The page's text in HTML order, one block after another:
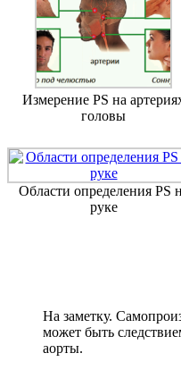
Измерение PS на
головы
Области определения PS
руке
На заметку.
может быть
аорты.